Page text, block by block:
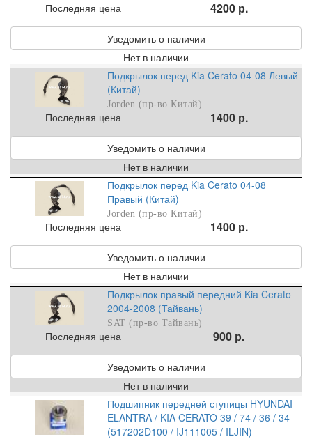
Последняя цена 4200 р.
Уведомить о наличии
Нет в наличии
Подкрылок перед Kia Cerato 04-08 Левый
(Китай)
Jorden (пр-во Китай)
Последняя цена 1400 р.
Уведомить о наличии
Нет в наличии
Подкрылок перед Kia Cerato 04-08
Правый (Китай)
Jorden (пр-во Китай)
Последняя цена 1400 р.
Уведомить о наличии
Нет в наличии
Подкрылок правый передний Kia Cerato
2004-2008 (Тайвань)
SAT (пр-во Тайвань)
Последняя цена 900 р.
Уведомить о наличии
Нет в наличии
Подшипник передней ступицы HYUNDAI
ELANTRA / KIA CERATO 39 / 74 / 36 / 34
(517202D100 / IJ111005 / ILJIN)